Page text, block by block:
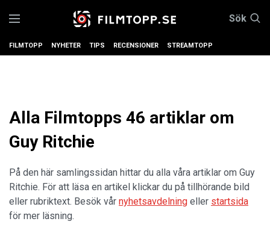
Sök
FILMTOPP NYHETER TIPS RECENSIONER STREAMTOPP
Alla Filmtopps 46 artiklar om
Guy Ritchie
På den här samlingssidan hittar du alla våra artiklar om Guy
Ritchie. För att läsa en artikel klickar du på tillhörande bild
eller rubriktext. Besök vår nyhetsavdelning eller startsida
för mer läsning.